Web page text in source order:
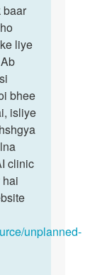
baar
liye
bhee
isliye
clinic
unplanned-